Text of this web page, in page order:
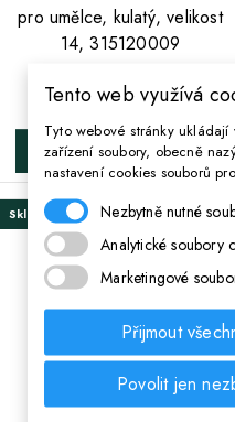
pro umělce, kulatý, velikost
14, 315120009
Cena
62 Kč
DO KOŠÍKA
Skladem
Tento web využívá
Tyto webové stránky
zařízení soubory, obecně
nastavení cookies souborů
Nezbytně nutné
Analytické soubory
Marketingové
Přijmout
Povolit jen